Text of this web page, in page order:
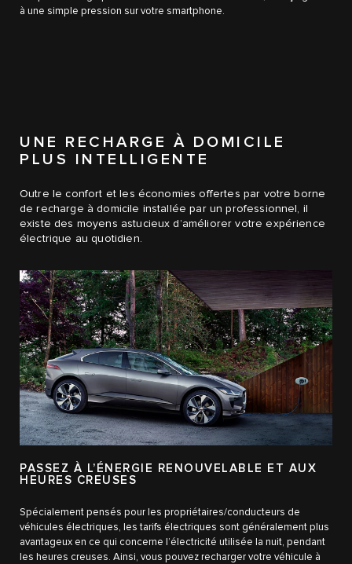
à une simple pression sur votre smartphone.
UNE RECHARGE À DOMICILE
PLUS INTELLIGENTE
Outre le confort et les économies offertes par votre borne
de recharge à domicile installée par un professionnel, il
existe des moyens astucieux d’améliorer votre expérience
électrique au quotidien.
PASSEZ À L’ÉNERGIE RENOUVELABLE ET AUX
HEURES CREUSES
Spécialement pensés pour les propriétaires/conducteurs de
véhicules électriques, les tarifs électriques sont généralement plus
avantageux en ce qui concerne l’électricité utilisée la nuit, pendant
les heures creuses. Ainsi, vous pouvez recharger votre véhicule à